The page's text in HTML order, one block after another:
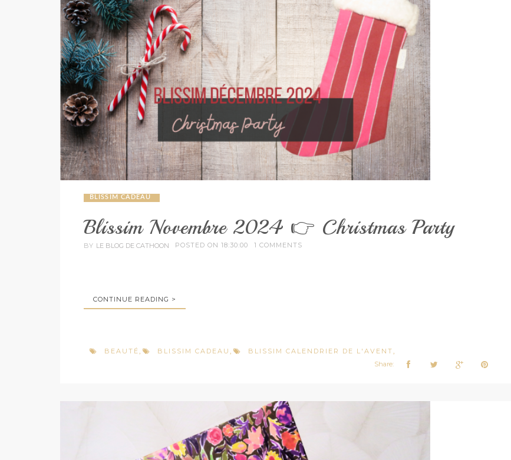
BLISSIM CADEAU
Blissim Novembre 2024 👉 Christmas Party
BY LE BLOG DE CATHOON POSTED ON 18:30:00 1 COMMENTS
CONTINUE READING >
BEAUTÉ BLISSIM CADEAU BLISSIM CALENDRIER DE L'AVENT
Share: